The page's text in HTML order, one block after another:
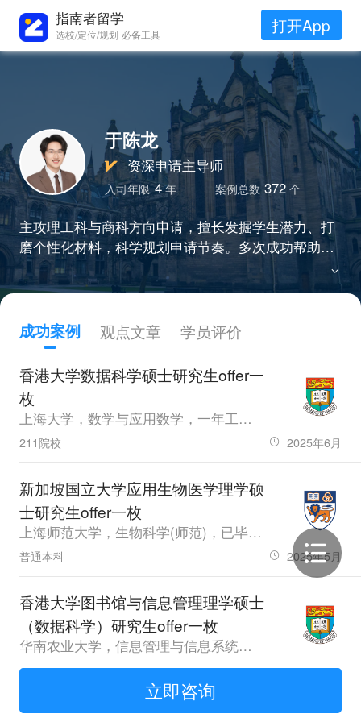
指南者留学
选校/定位/规划 必备工具 打开App
于陈龙
资深申请主导师
入司年限 4年 案例总数 372 个
主攻理工科与商科方向申请，擅长发掘学生潜力、打
磨个性化材料，科学规划申请节奏。多次成功帮助本
科背景不占优势的学生圆梦，助力实现高位突破。
成功案例 观点文章
学员评价
香港大学数据科学硕士研究生offer一
枚
上海大学，数学与应用数学，一年工作经验，GPA3.54，雅思6.5
211院校 2025年6月
新加坡国立大学应用生物医学理学硕
士研究生offer一枚
上海师范大学，生物科学(师范)，已毕业，GPA85.13，雅思6.5、六级508.0
普通本科 2025年5月
香港大学图书馆与信息管理理学硕士
（数据科学）研究生offer一枚
华南农业大学，信息管理与信息系统，应届生，GPA90.64，雅思7.0、六级505.0
普通本科 2025年4月
南洋理工大学计算机控制与自动化理
立即咨询